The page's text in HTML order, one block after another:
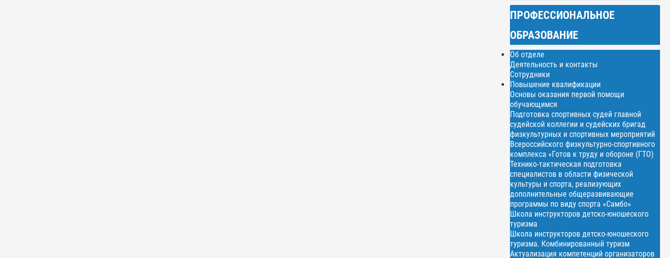
ПРОФЕССИОНАЛЬНОЕ
ОБРАЗОВАНИЕ
Об отделе
Деятельность и контакты
Сотрудники
Повышение квалификации
Основы оказания первой помощи
обучающимся
Подготовка спортивных судей главной
судейской коллегии и судейских бригад
физкультурных и спортивных мероприятий
Всероссийского физкультурно-спортивного
комплекса «Готов к труду и обороне (ГТО)
Технико-тактическая подготовка
специалистов в области физической
культуры и спорта, реализующих
дополнительные общеразвивающие
программы по виду спорта «Самбо»
Школа инструкторов детско-юношеского
туризма
Школа инструкторов детско-юношеского
туризма. Комбинированный туризм
Актуализация компетенций организаторов